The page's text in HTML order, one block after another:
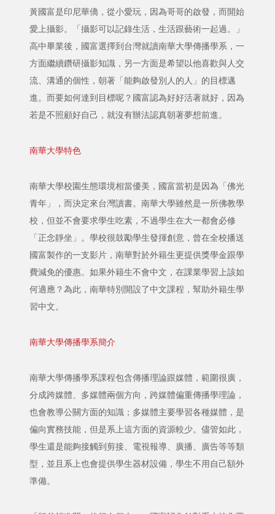
黃國富是印尼華僑，從小愛玩，因為哥哥的啟發，而開始
愛上攝影。「攝影可以記錄生活，生活跟藝術一起過。」
高中畢業後，國富選擇到台灣就讀南華大學傳播學系，一
方面繼續鑽研攝影知識，另一方面是希望以他喜歡與人交
流、溝通的個性，朝著「能夠啟發別人的人」的目標邁
進。而要如何達到目標呢？國富認為好好活著就好，因為
若是不照顧好自己，就沒有辦法認真朝著夢想前進。
南華大學特色
南華大學校園生態環境相當優美，國富當初是因為「佛光
青年」，而決定來台灣讀書。南華大學雖然是一所佛教學
校，但並不會要求學生吃素，不過學生在大一都會必修
「正念靜坐」。學校很鼓勵學生發揮創意，曾在全校播送
國富製作的一支影片，南華對於外籍生更提供獎學金跟學
費減免的優惠。如果外籍生不會中文，在課業學習上該如
何適應？為此，南華特別開設了中文課程，幫助外籍生學
習中文。
南華大學傳播學系簡介
南華大學傳播學系課程包含傳播理論跟媒體，範圍很廣，
分成跨媒體、多媒體兩個方向，跨媒體偏重傳播學理論，
也會教導公關方面的知識；多媒體主要學習各種媒體，是
偏向實務技能，但是系上這方面的資源較少。儘管如此，
學生還是能夠接觸到剪接、電視報導、廣播、廣告等等類
型，並且系上也會提供學生器材設備，學生不用自己額外
準備。